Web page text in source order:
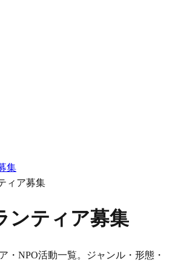
集
ィア募集
ンティア募集
・NPO活動一覧。ジャンル・形態・